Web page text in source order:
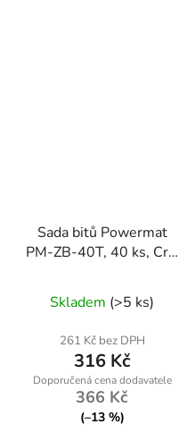
Sada bitů Powermat
PM-ZB-40T, 40 ks, CrV
Skladem (>5 ks)
261 Kč bez DPH
316 Kč
366 Kč
(–13 %)